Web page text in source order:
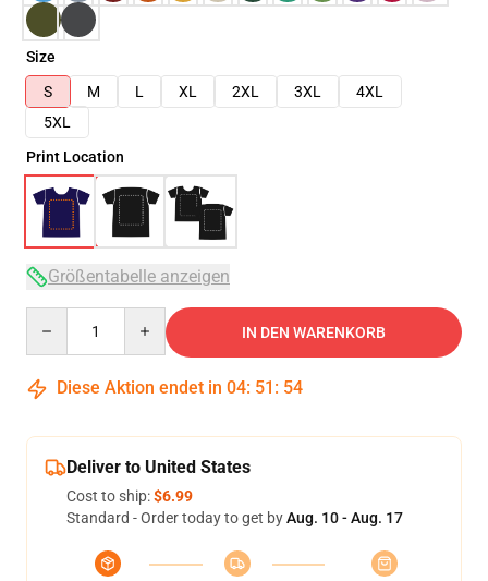
Size
S
M L XL 2XL 3XL
4XL
5XL
Print Location
Größentabelle anzeigen
IN DEN WARENKORB
Diese Aktion endet in 04: 51 : 54
Deliver to United States
Cost to ship:$6.99
Standard - Order today to get byAug. 10 - Aug. 17